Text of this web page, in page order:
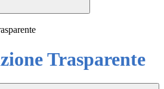
Trasparente